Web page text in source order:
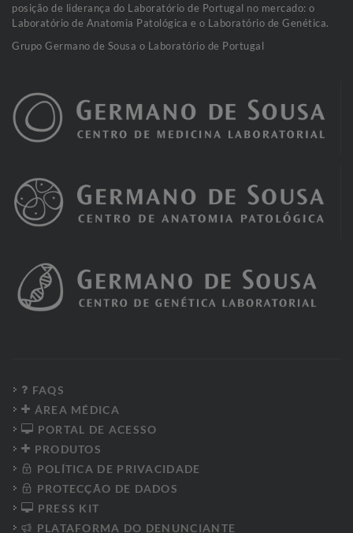
posição de liderança do Laboratório de Portugal no mercado: o
Laboratório de Anatomia Patológica e o Laboratório de Genética.
Grupo Germano de Sousa o Laboratório de Portugal
FAQS
ÁREA MÉDICA
PORTAL DE ACESSO
PRODUTOS
POLÍTICA DE PRIVACIDADE
PROTECÇÃO DE DADOS
PRESS KIT
PLATAFORMA DO DENUNCIANTE